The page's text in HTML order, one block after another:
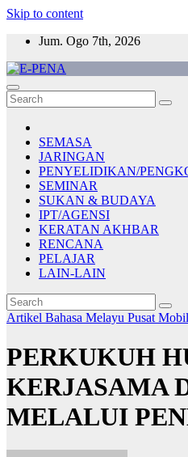
Skip to content
Jum. Ogo 7th, 2026
E-PENA
Berita Digital Terkini
SEMASA
JARINGAN
PENYELIDIKAN/
SEMINAR
SUKAN & BUDAYA
IPT/AGENSI
KERATAN AKHBAR
RENCANA
PELAJAR
LAIN-LAIN
Artikel Bahasa Melayu Pusat
PERKUKUH
KERJASAMA
MELALUI